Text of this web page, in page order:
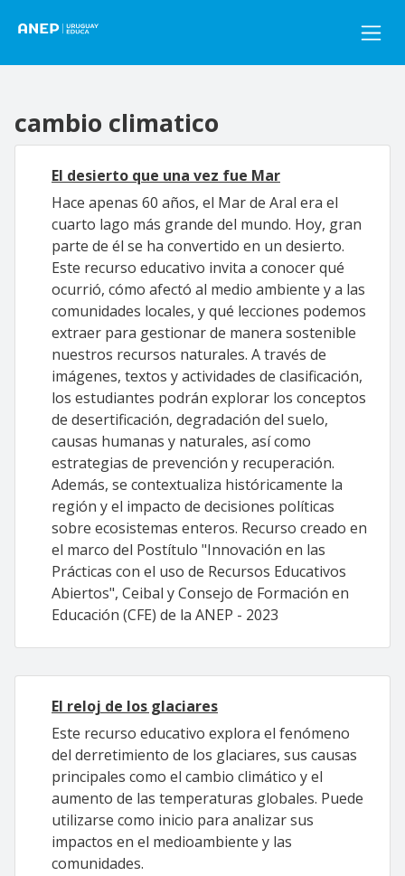
cambio climatico
El desierto que una vez fue Mar
Hace apenas 60 años, el Mar de Aral era el
cuarto lago más grande del mundo. Hoy, gran
parte de él se ha convertido en un desierto.
Este recurso educativo invita a conocer qué
ocurrió, cómo afectó al medio ambiente y a las
comunidades locales, y qué lecciones podemos
extraer para gestionar de manera sostenible
nuestros recursos naturales. A través de
imágenes, textos y actividades de clasificación,
los estudiantes podrán explorar los conceptos
de desertificación, degradación del suelo,
causas humanas y naturales, así como
estrategias de prevención y recuperación.
Además, se contextualiza históricamente la
región y el impacto de decisiones políticas
sobre ecosistemas enteros. Recurso creado en
el marco del Postítulo "Innovación en las
Prácticas con el uso de Recursos Educativos
Abiertos", Ceibal y Consejo de Formación en
Educación (CFE) de la ANEP - 2023
El reloj de los glaciares
Este recurso educativo explora el fenómeno
del derretimiento de los glaciares, sus causas
principales como el cambio climático y el
aumento de las temperaturas globales. Puede
utilizarse como inicio para analizar sus
impactos en el medioambiente y las
comunidades.